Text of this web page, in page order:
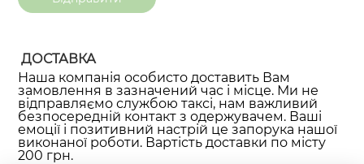
ДОСТАВКА
Наша компанія особисто доставить Вам
замовлення в зазначений час і місце. Ми не
відправляємо службою таксі, нам важливий
безпосередній контакт з одержувачем. Ваші
емоції і позитивний настрій це запорука нашої
виконаної роботи. Вартість доставки по місту
200 грн.